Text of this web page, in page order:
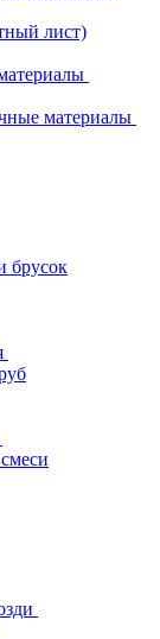
лист)
материалы
брусок